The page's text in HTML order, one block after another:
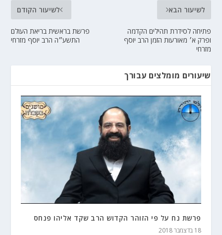
לשיעור הקודם
פרשת בראשית בריאת העולם
התשע״ה הרב יוסף מזרחי
לשיעור הבא
פתיחה לסידרת תהילים הקדמה
ופרק א׳ מאורעות הזמן הרב יוסף
מזרחי
שיעורים מומלצים עבורך
פרשת נח על פי הזוהר הקדוש הרב שקד אליהו פנחס
18 בדצמבר 2018